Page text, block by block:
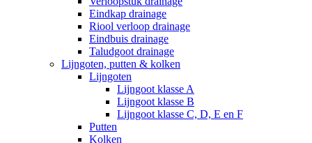
Eindkap drainage
Riool verloop drainage
Eindbuis drainage
Taludgoot drainage
Lijngoten, putten & kolken
Lijngoten
Lijngoot klasse A
Lijngoot klasse B
Lijngoot klasse C, D, E en F
Putten
Kolken